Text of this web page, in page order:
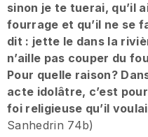
sinon je te tuerai, qu’il
fourrage et qu’il ne se
dit : jette le dans la
n’aille pas couper du
Pour quelle raison?
acte idolâtre, c’est
foi religieuse qu’il
Sanhedrin 74b)